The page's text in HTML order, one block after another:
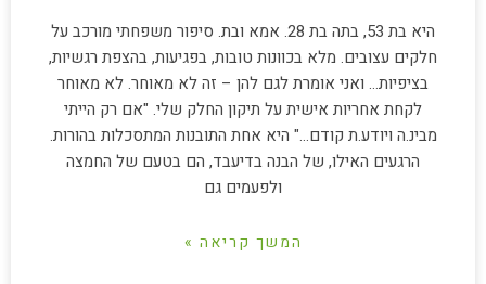
היא בת 53, בתה בת 28. אמא ובת. סיפור משפחתי מורכב על
חלקים עצובים. מלא בכוונות טובות, בפגיעות, בהצפת רגשיות,
בציפיות… ואני אומרת לגם להן – זה לא מאוחר. לא מאוחר
לקחת אחריות אישית על תיקון החלק שלי. "אם רק הייתי
מבינ.ה ויודע.ת קודם…" היא אחת התובנות המתסכלות בהורות.
הרגעים האילו, של הבנה בדיעבד, הם בטעם של החמצה
ולפעמים גם
המשך קריאה »